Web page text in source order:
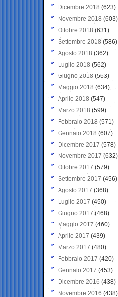
Dicembre 2018 (623)
Novembre 2018 (603)
Ottobre 2018 (631)
Settembre 2018 (586)
Agosto 2018 (362)
Luglio 2018 (562)
Giugno 2018 (563)
Maggio 2018 (634)
Aprile 2018 (547)
Marzo 2018 (599)
Febbraio 2018 (571)
Gennaio 2018 (607)
Dicembre 2017 (578)
Novembre 2017 (632)
Ottobre 2017 (579)
Settembre 2017 (456)
Agosto 2017 (368)
Luglio 2017 (450)
Giugno 2017 (468)
Maggio 2017 (460)
Aprile 2017 (439)
Marzo 2017 (480)
Febbraio 2017 (420)
Gennaio 2017 (453)
Dicembre 2016 (438)
Novembre 2016 (438)